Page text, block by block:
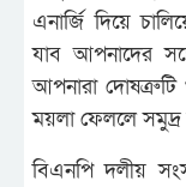
এনার্জি দিয়ে
যাব আপনাদের
আপনারা
ময়লা ফেললে সমুদ্র
বিএনপি দলীয়